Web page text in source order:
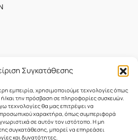
Συγκατάθεσης
εμπειρία, χρησιμοποιούμε τεχνολογίες όπως
και την πρόσβαση σε πληροφορίες συσκευών.
τεχνολογίες θα μας επιτρέψει να
χαρακτήρα, όπως συμπεριφορά
σε αυτόν τον ιστότοπο. Η μη
συγκατάθεσης, μπορεί να επηρεάσει
και δυνατότητες.